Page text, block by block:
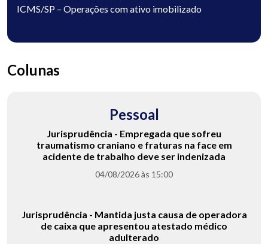
ICMS/SP – Operações com ativo imobilizado
Colunas
Pessoal
Jurisprudência - Empregada que sofreu
traumatismo craniano e fraturas na face em
acidente de trabalho deve ser indenizada
04/08/2026 às 15:00
Jurisprudência - Mantida justa causa de operadora
de caixa que apresentou atestado médico
adulterado